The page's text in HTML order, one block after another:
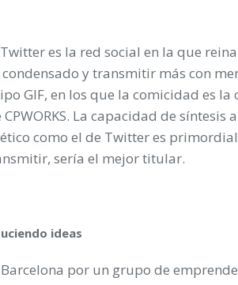
es la red social en la que
y transmitir más con
GIF, en los que la comicidad es la
La capacidad de
como el de Twitter es
sería el mejor titular.
ideas
por un grupo de